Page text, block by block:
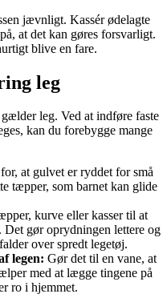
jævnligt. Kassér ødelagte
at det kan gøres forsvarligt.
blive en fare.
leg
leg. Ved at indføre faste
kan du forebygge mange
at gulvet er ryddet for små
tæpper, som barnet kan glide
kurve eller kasser til at
gør oprydningen lettere og
over spredt legetøj.
legen: Gør det til en vane, at
med at lægge tingene på
ro i hjemmet.